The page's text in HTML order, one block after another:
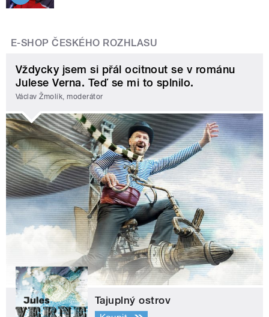
E-SHOP ČESKÉHO ROZHLASU
Vždycky jsem si přál ocitnout se v románu
Julese Verna. Teď se mi to splnilo.
Václav Žmolík, moderátor
Tajuplný ostrov